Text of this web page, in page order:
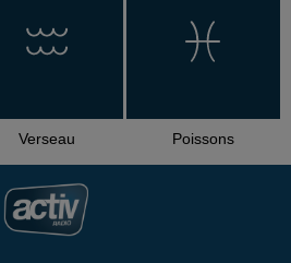
Verseau Poissons